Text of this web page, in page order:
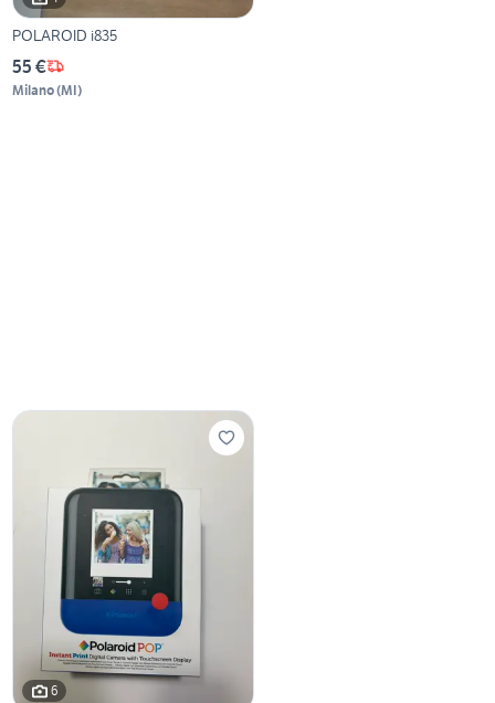
POLAROID i835
55 €
Milano(MI)
6